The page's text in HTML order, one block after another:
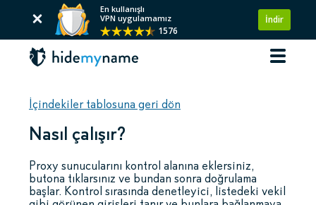
En kullanışlı
VPN uygulamamız
1576
İndir
İçindekiler tablosuna geri dön
Nasıl çalışır?
Proxy sunucularını kontrol alanına eklersiniz,
butona tıklarsınız ve bundan sonra doğrulama
başlar. Kontrol sırasında denetleyici, listedeki vekil